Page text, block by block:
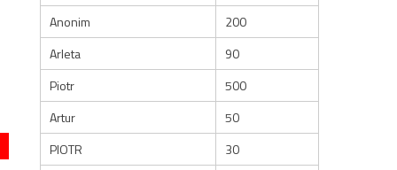
Anonim
200
Arleta
90
Piotr
500
Artur
50
PIOTR
30